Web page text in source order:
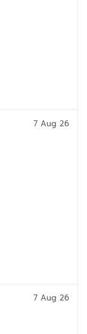
7 Aug 26
7 Aug 26